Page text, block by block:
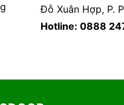
Đỗ Xuân Hợp, P.
Hotline: 0888